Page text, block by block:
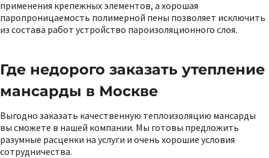
применения крепежных элементов, а хорошая
паропроницаемость полимерной пены позволяет исключить
из состава работ устройство пароизоляционного слоя.
Где недорого заказать утепление
мансарды в Москве
Выгодно заказать качественную теплоизоляцию мансарды
вы сможете в нашей компании. Мы готовы предложить
разумные расценки на услуги и очень хорошие условия
сотрудничества.